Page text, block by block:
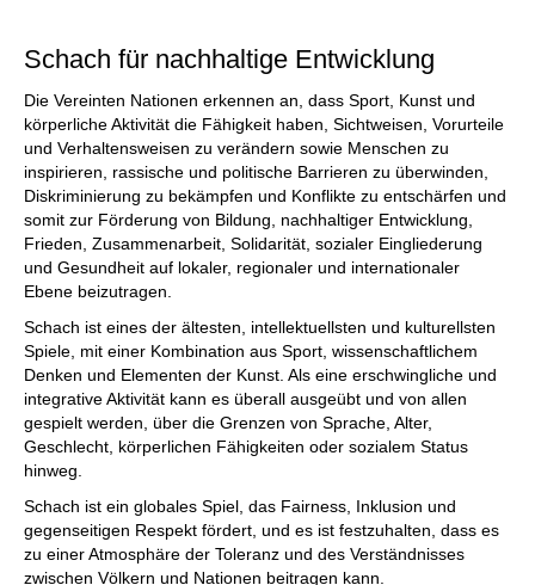
Schach für nachhaltige Entwicklung
Die Vereinten Nationen erkennen an, dass Sport, Kunst und
körperliche Aktivität die Fähigkeit haben, Sichtweisen, Vorurteile
und Verhaltensweisen zu verändern sowie Menschen zu
inspirieren, rassische und politische Barrieren zu überwinden,
Diskriminierung zu bekämpfen und Konflikte zu entschärfen und
somit zur Förderung von Bildung, nachhaltiger Entwicklung,
Frieden, Zusammenarbeit, Solidarität, sozialer Eingliederung
und Gesundheit auf lokaler, regionaler und internationaler
Ebene beizutragen.
Schach ist eines der ältesten, intellektuellsten und kulturellsten
Spiele, mit einer Kombination aus Sport, wissenschaftlichem
Denken und Elementen der Kunst. Als eine erschwingliche und
integrative Aktivität kann es überall ausgeübt und von allen
gespielt werden, über die Grenzen von Sprache, Alter,
Geschlecht, körperlichen Fähigkeiten oder sozialem Status
hinweg.
Schach ist ein globales Spiel, das Fairness, Inklusion und
gegenseitigen Respekt fördert, und es ist festzuhalten, dass es
zu einer Atmosphäre der Toleranz und des Verständnisses
zwischen Völkern und Nationen beitragen kann.